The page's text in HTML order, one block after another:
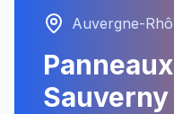
Auvergne-
Sauverny